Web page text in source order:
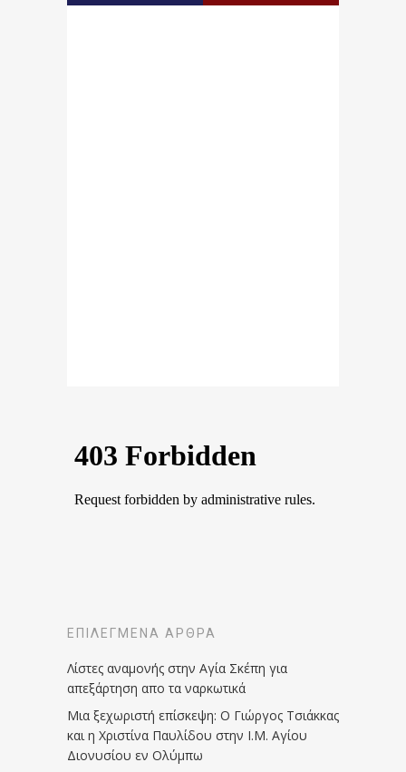
ΕΠΙΛΕΓΜΈΝΑ ΆΡΘΡΑ
Λίστες αναμονής στην Αγία Σκέπη για
απεξάρτηση απο τα ναρκωτικά
Μια ξεχωριστή επίσκεψη: Ο Γιώργος Τσιάκκας
και η Χριστίνα Παυλίδου στην Ι.Μ. Αγίου
Διονυσίου εν Ολύμπω